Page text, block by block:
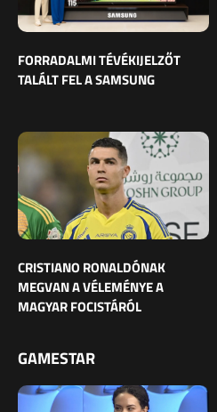
FORRADALMI TÉVÉKIJELZŐT
TALÁLT FEL A SAMSUNG
CRISTIANO RONALDÓNAK
MEGVAN A VÉLEMÉNYE A
MAGYAR FOCISTÁRÓL
GAMESTAR